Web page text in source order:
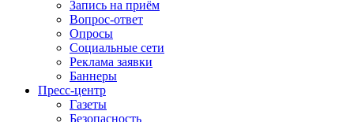
Запись на приём
Вопрос-ответ
Опросы
Социальные сети
Реклама заявки
Баннеры
Пресс-центр
Газеты
Безопасность